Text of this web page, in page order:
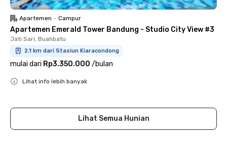
Apartemen • Campur
Apartemen Emerald Tower Bandung - Studio City View #3
Jati Sari, Buahbatu
2.1 km dari Stasiun Kiaracondong
mulai dari Rp3.350.000 /bulan
Lihat info lebih banyak
Lihat Semua Hunian